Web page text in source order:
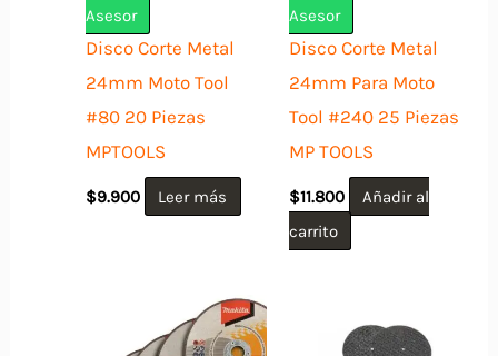
en
la
página
producto
Asesor
Disco Corte Metal
24mm Moto Tool
#80 20 Piezas
MPTOOLS
$9.900 Leer más
Asesor
Disco Corte Metal
24mm Para Moto
Tool #240 25 Piezas
MP TOOLS
$11.800
Añadir al
carrito